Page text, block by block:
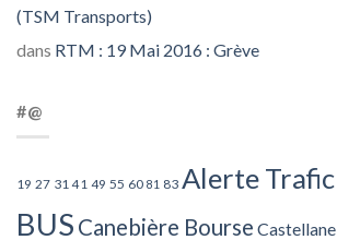
(TSM Transports)
dans RTM : 19 Mai 2016 : Grève
#@
19 27 31 41 49 55 60 81 83 Alerte Trafic
BUS Canebière Bourse Castellane